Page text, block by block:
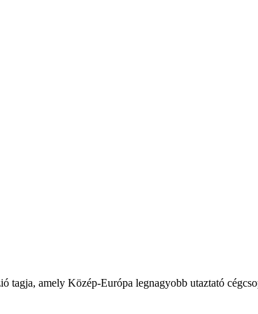
tagja, amely Közép-Európa legnagyobb utaztató